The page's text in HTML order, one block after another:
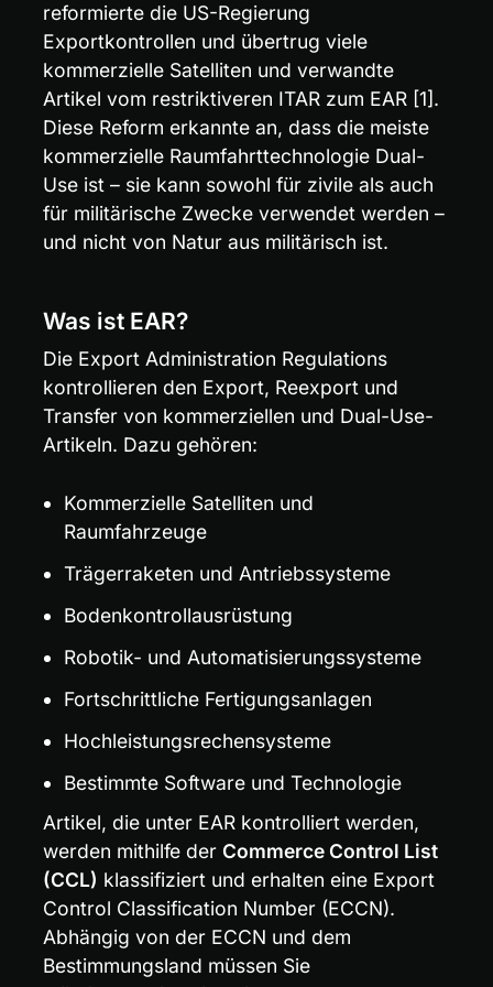
reformierte die US-Regierung
Exportkontrollen und übertrug viele
kommerzielle Satelliten und verwandte
Artikel vom restriktiveren ITAR zum EAR [1].
Diese Reform erkannte an, dass die meiste
kommerzielle Raumfahrttechnologie Dual-
Use ist – sie kann sowohl für zivile als auch
für militärische Zwecke verwendet werden –
und nicht von Natur aus militärisch ist.
Was ist EAR?
Die Export Administration Regulations
kontrollieren den Export, Reexport und
Transfer von kommerziellen und Dual-Use-
Artikeln. Dazu gehören:
Kommerzielle Satelliten und
Raumfahrzeuge
Trägerraketen und Antriebssysteme
Bodenkontrollausrüstung
Robotik- und Automatisierungssysteme
Fortschrittliche Fertigungsanlagen
Hochleistungsrechensysteme
Bestimmte Software und Technologie
Artikel, die unter EAR kontrolliert werden,
werden mithilfe der Commerce Control List
(CCL) klassifiziert und erhalten eine Export
Control Classification Number (ECCN).
Abhängig von der ECCN und dem
Bestimmungsland müssen Sie